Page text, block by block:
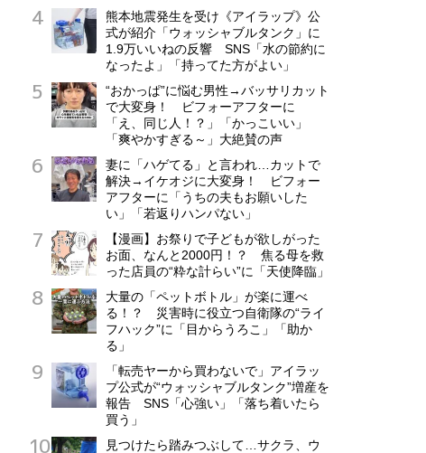
熊本地震発生を受け《アイラップ》公
式が紹介「ウォッシャブルタンク」に
1.9万いいねの反響 SNS「水の節約に
なったよ」「持ってた方がよい」
“おかっぱ”に悩む男性→バッサリカット
で大変身！ ビフォーアフターに
「え、同じ人！？」「かっこいい」
「爽やかすぎる～」大絶賛の声
妻に「ハゲてる」と言われ…カットで
解決→イケオジに大変身！ ビフォー
アフターに「うちの夫もお願いした
い」「若返りハンパない」
【漫画】お祭りで子どもが欲しがった
お面、なんと2000円！？ 焦る母を救
った店員の“粋な計らい”に「天使降臨」
大量の「ペットボトル」が楽に運べ
る！？ 災害時に役立つ自衛隊の“ライ
フハック”に「目からうろこ」「助か
る」
「転売ヤーから買わないで」アイラッ
プ公式が“ウォッシャブルタンク”増産を
報告 SNS「心強い」「落ち着いたら
買う」
見つけたら踏みつぶして…サクラ、ウ